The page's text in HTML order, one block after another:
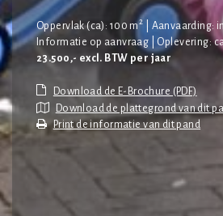
Oppervlak (ca): 100 m2
| Aanvaarding:
Informatie op aanvraag | Oplevering:
23.500,- excl. BTW per jaar
Download de plattegrond van dit
Print de informatie van dit pand